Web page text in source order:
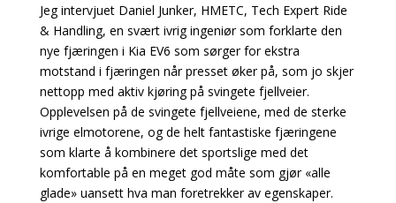
Jeg intervjuet Daniel Junker, HMETC, Tech Expert Ride
& Handling, en svært ivrig ingeniør som forklarte den
nye fjæringen i Kia EV6 som sørger for ekstra
motstand i fjæringen når presset øker på, som jo skjer
nettopp med aktiv kjøring på svingete fjellveier.
Opplevelsen på de svingete fjellveiene, med de sterke
ivrige elmotorene, og de helt fantastiske fjæringene
som klarte å kombinere det sportslige med det
komfortable på en meget god måte som gjør «alle
glade» uansett hva man foretrekker av egenskaper.